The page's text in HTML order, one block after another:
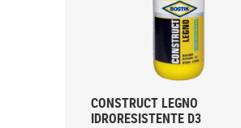
CONSTRUCT LEGNO
IDRORESISTENTE D3